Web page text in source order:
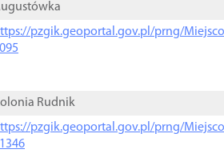
pzgik.geoportal.gov.pl/prng/
Rudnik
pzgik.geoportal.gov.pl/prng/